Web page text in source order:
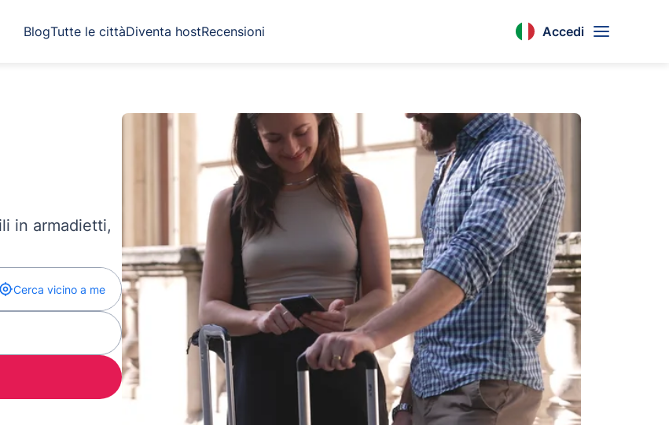
BlogTutte le cittàDiventa hostRecensioni Accedi
in armadietti,
Cerca vicino a me